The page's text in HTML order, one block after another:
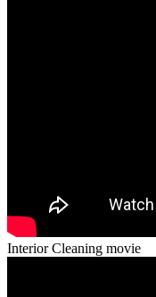
Interior Cleaning movie